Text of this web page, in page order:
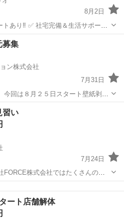
8月2日
あり‼️ ✅ 社宅完備＆生活サポート
収入UP💪 この求人に辿り
＿＿
ッフ
募集
ン株式会社
7月31日
外し、建築廃材袋詰め、台車にて
ただく際に ①お
習い
7月24日
ート店舗解体